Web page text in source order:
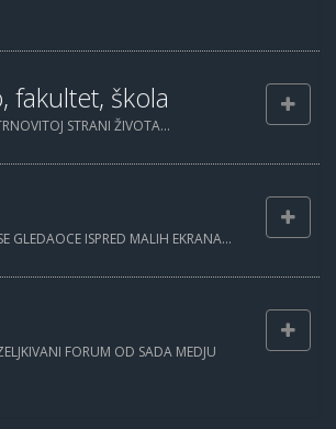
fakultet, škola
STRANI ŽIVOTA...
GLEDAOCE ISPRED MALIH EKRANA...
FORUM OD SADA MEDJU